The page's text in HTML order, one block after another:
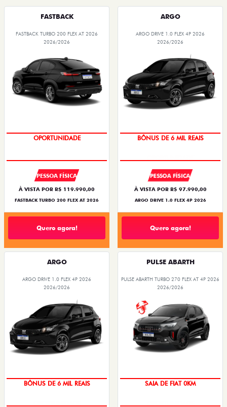
FASTBACK
FASTBACK TURBO 200 FLEX AT 2026
2026/2026
OPORTUNIDADE
PESSOA FÍSICA
À VISTA POR R$ 119.990,00
FASTBACK TURBO 200 FLEX AT 2026
Quero agora!
ARGO
ARGO DRIVE 1.0 FLEX 4P 2026
2026/2026
BÔNUS DE 6 MIL REAIS
PESSOA FÍSICA
À VISTA POR R$ 97.990,00
ARGO DRIVE 1.0 FLEX 4P 2026
Quero agora!
ARGO
ARGO DRIVE 1.0 FLEX 4P 2026
2026/2026
BÔNUS DE 6 MIL REAIS
PULSE ABARTH
PULSE ABARTH TURBO 270 FLEX AT 4P 2026
2026/2026
SAIA DE FIAT 0KM